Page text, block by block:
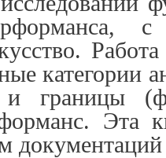
категории
и границы
Эта